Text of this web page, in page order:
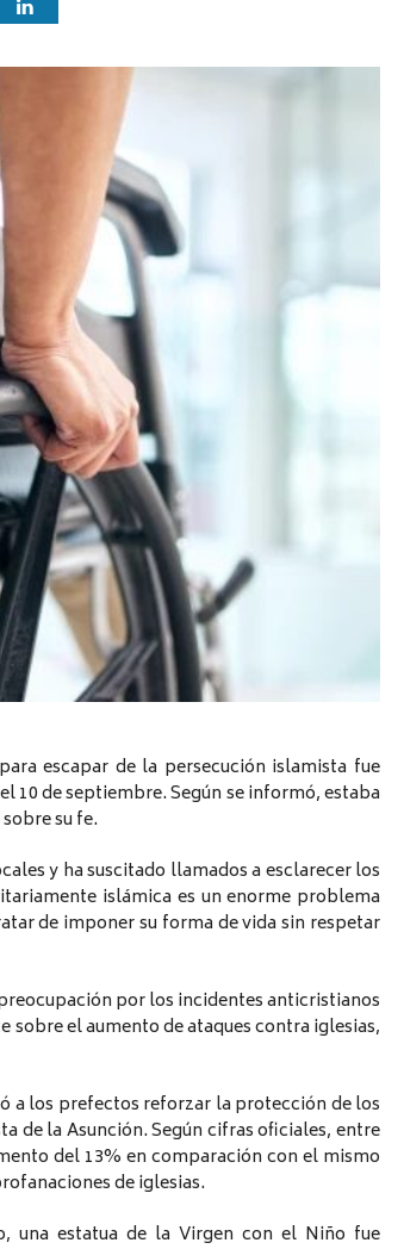
escapar de la persecución islamista fue
10 de septiembre. Según se informó, estaba
su fe.
y ha suscitado llamados a esclarecer los
islámica es un enorme problema
de imponer su forma de vida sin respetar
por los incidentes anticristianos
sobre el aumento de ataques contra iglesias,
a los prefectos reforzar la protección de los
de la Asunción. Según cifras oficiales, entre
del 13% en comparación con el mismo
de iglesias.
una estatua de la Virgen con el Niño fue